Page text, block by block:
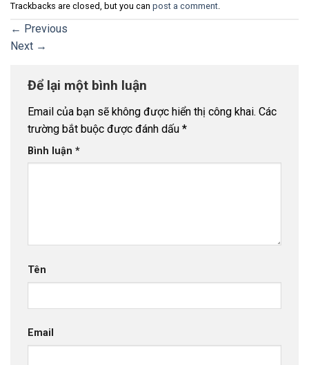
Trackbacks are closed, but you can post a comment.
← Previous
Next →
Để lại một bình luận
Email của bạn sẽ không được hiển thị công khai. Các
trường bắt buộc được đánh dấu *
Bình luận *
Tên
Email